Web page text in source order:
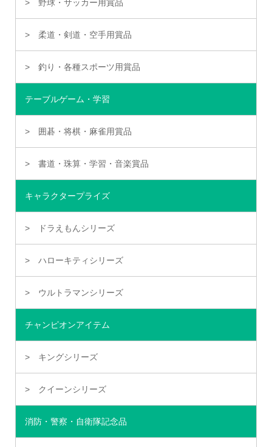
野球・サッカー用賞品
柔道・剣道・空手用賞品
釣り・各種スポーツ用賞品
テーブルゲーム・学習
囲碁・将棋・麻雀用賞品
書道・珠算・学習・音楽賞品
キャラクタープライズ
ドラえもんシリーズ
ハローキティシリーズ
ウルトラマンシリーズ
チャンピオンアイテム
キングシリーズ
クイーンシリーズ
消防・警察・自衛隊記念品